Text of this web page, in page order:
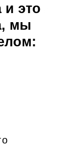
и это
мы